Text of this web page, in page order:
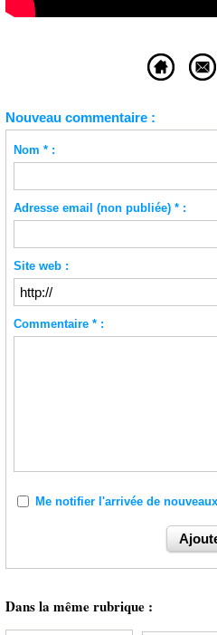
Nouveau commentaire :
Nom * :
Adresse email (non publiée) * :
Site web :
Commentaire * :
Me notifier l'arrivée de
Dans la même rubrique :